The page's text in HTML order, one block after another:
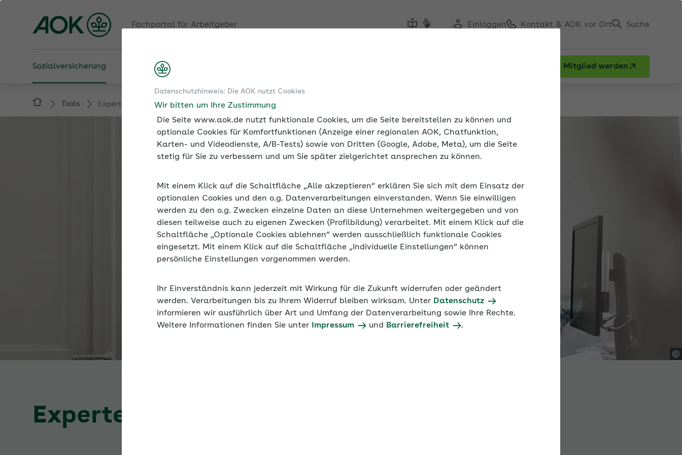
Datenschutzhinweis: Die AOK nutzt Cookies
Wir bitten um Ihre Zustimmung
Die Seite www.aok.de nutzt funktionale Cookies, um die Seite bereitstellen zu können und
optionale Cookies für Komfortfunktionen (Anzeige einer regionalen AOK, Chatfunktion,
Karten- und Videodienste, A/B-Tests) sowie von Dritten (Google, Adobe, Meta), um die Seite
stetig für Sie zu verbessern und um Sie später zielgerichtet ansprechen zu können.
Mit einem Klick auf die Schaltfläche „Alle akzeptieren“ erklären Sie sich mit dem Einsatz der
optionalen Cookies und den o.g. Datenverarbeitungen einverstanden. Wenn Sie einwilligen
werden zu den o.g. Zwecken einzelne Daten an diese Unternehmen weitergegeben und von
diesen teilweise auch zu eigenen Zwecken (Profilbildung) verarbeitet. Mit einem Klick auf die
Schaltfläche „Optionale Cookies ablehnen“ werden ausschließlich funktionale Cookies
eingesetzt. Mit einem Klick auf die Schaltfläche „Individuelle Einstellungen“ können
persönliche Einstellungen vorgenommen werden.
Ihr Einverständnis kann jederzeit mit Wirkung für die Zukunft widerrufen oder geändert
werden. Verarbeitungen bis zu Ihrem Widerruf bleiben wirksam. Unter Datenschutz
informieren wir ausführlich über Art und Umfang der Datenverarbeitung sowie Ihre Rechte.
Weitere Informationen finden Sie unter
Impressum und Barrierefreiheit .
Fachportal für Arbeitgeber Einloggen Kontakt & AOK vor Ort Suche
Sozialversicherung Betriebliche Gesundheit Mitglied werden
Tools Expertenforum
Expertenforum